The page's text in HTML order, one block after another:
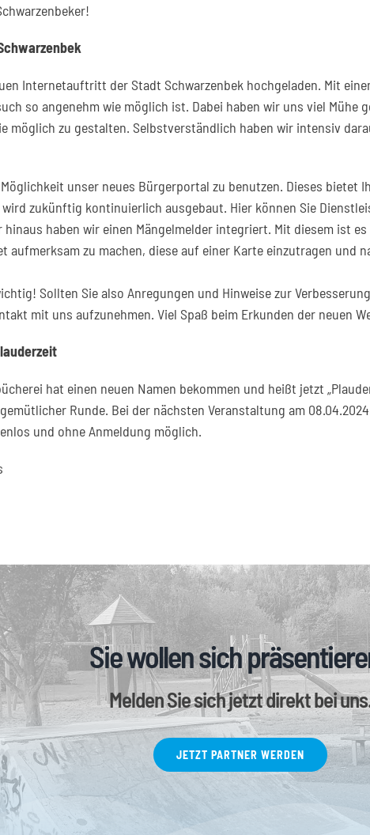
Internetauftritt der Stadt Schwarzenbek hochgeladen. Mit
so angenehm wie möglich ist. Dabei haben wir uns viel Mühe
möglich zu gestalten. Selbstverständlich haben wir intensiv
unser neues Bürgerportal zu benutzen. Dieses bietet
zukünftig kontinuierlich ausgebaut. Hier können Sie
hinaus haben wir einen Mängelmelder integriert. Mit diesem ist
aufmerksam zu machen, diese auf einer Karte einzutragen und
Sollten Sie also Anregungen und Hinweise zur
mit uns aufzunehmen. Viel Spaß beim Erkunden der neuen
hat einen neuen Namen bekommen und heißt jetzt
Runde. Bei der nächsten Veranstaltung am
und ohne Anmeldung möglich.
Sie wollen sich
Melden Sie sich jetzt direkt bei
JETZT PARTNER WERDEN